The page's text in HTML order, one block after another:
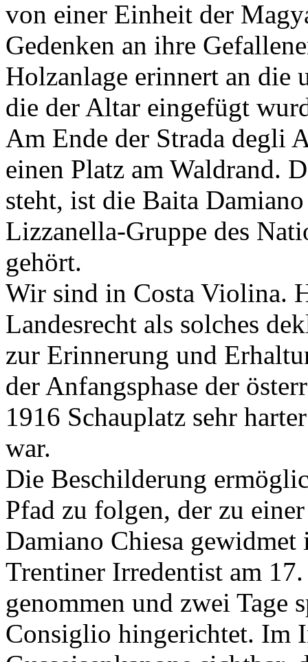
von einer Einheit der
Gedenken an ihre
Holzanlage erinnert an die
die der Altar eingefügt
Am Ende der Strada degli
einen Platz am Waldrand.
steht, ist die Baita
Lizzanella-Gruppe des
gehört.
Wir sind in Costa Violina.
Landesrecht als solches
zur Erinnerung und
der Anfangsphase der
1916 Schauplatz sehr
war.
Die Beschilderung
Pfad zu folgen, der zu
Damiano Chiesa
Trentiner Irredentist am
genommen und zwei Tage
Consiglio hingerichtet. Im